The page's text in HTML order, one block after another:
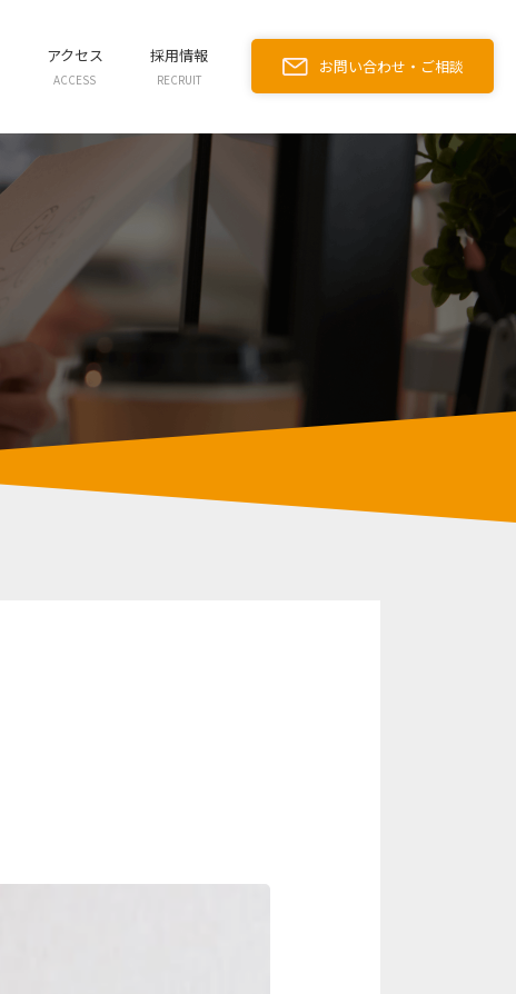
アクセス
ACCESS
採用情報
RECRUIT
お問い合わせ・ご相談